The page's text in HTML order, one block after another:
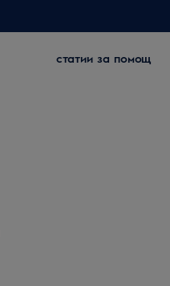
статии за помощ